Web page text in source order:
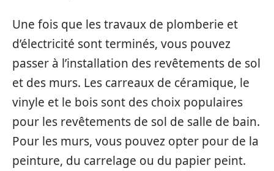
Une fois que les travaux de plomberie et
d’électricité sont terminés, vous pouvez
passer à l’installation des revêtements de sol
et des murs. Les carreaux de céramique, le
vinyle et le bois sont des choix populaires
pour les revêtements de sol de salle de bain.
Pour les murs, vous pouvez opter pour de la
peinture, du carrelage ou du papier peint.